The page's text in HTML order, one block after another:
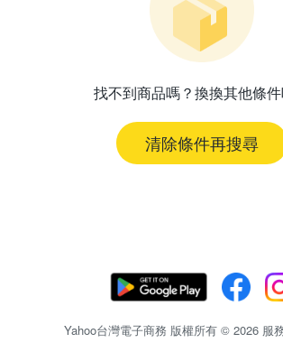
找不到商品嗎？換換其他條件
清除條件再搜尋
Yahoo台灣電子商務 版權所有 © 2026 服